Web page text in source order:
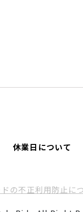
休業日について
の不正利用防止に